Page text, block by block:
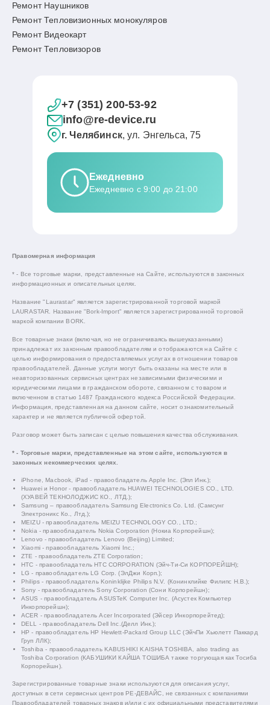
Ремонт Наушников
Ремонт Тепловизионных монокуляров
Ремонт Видеокарт
Ремонт Тепловизоров
+7 (351) 200-53-92
info@re-device.ru
г. Челябинск, ул. Энгельса, 75
Ежедневно
Ежедневно с 9:00 до 21:00
Правомерная информация
* - Все торговые марки, представленные на Сайте, используются в законных
информационных и описательных целях.
Название "Laurastar" является зарегистрированной торговой маркой
LAURASTAR. Название "Bork-Import" является зарегистрированной торговой
маркой компании BORK.
Все товарные знаки (включая, но не ограничиваясь вышеуказанными)
принадлежат их законным правообладателям и отображаются на Сайте с
целью информирования о предоставляемых услугах в отношении товаров
правообладателей. Данные услуги могут быть оказаны на месте или в
неавторизованных сервисных центрах независимыми физическими и
юридическими лицами в гражданском обороте, связанном с товаром и
включенном в статью 1487 Гражданского кодекса Российской Федерации.
Информация, представленная на данном сайте, носит ознакомительный
характер и не является публичной офертой.
Разговор может быть записан с целью повышения качества обслуживания.
* - Торговые марки, представленные на этом сайте, используются в
законных некоммерческих целях.
iPhone, Macbook, iPad - правообладатель Apple Inc. (Эпл Инк.);
Huawei и Honor - правообладатель HUAWEI TECHNOLOGIES CO., LTD.
(ХУАВЕЙ ТЕКНОЛОДЖИС КО., ЛТД.);
Samsung – правообладатель Samsung Electronics Co. Ltd. (Самсунг
Электроникс Ко., Лтд.);
MEIZU - правообладатель MEIZU TECHNOLOGY CO., LTD.;
Nokia - правообладатель Nokia Corporation (Нокиа Корпорейшн);
Lenovo - правообладатель Lenovo (Beijing) Limited;
Xiaomi - правообладатель Xiaomi Inc.;
ZTE - правообладатель ZTE Corporation;
HTC - правообладатель HTC CORPORATION (Эйч-Ти-Си КОРПОРЕЙШН);
LG - правообладатель LG Corp. (ЭлДжи Корп.);
Philips - правообладатель Koninklijke Philips N.V. (Конинклийке Филипс Н.В.);
Sony - правообладатель Sony Corporation (Сони Корпорейшн);
ASUS - правообладатель ASUSTeK Computer Inc. (Асустек Компьютер
Инкорпорейшн);
ACER - правообладатель Acer Incorporated (Эйсер Инкорпорейтед);
DELL - правообладатель Dell Inc.(Делл Инк.);
HP - правообладатель HP Hewlett-Packard Group LLC (ЭйчПи Хьюлетт Паккард
Груп ЛЛК);
Toshiba - правообладатель KABUSHIKI KAISHA TOSHIBA, also trading as
Toshiba Corporation (КАБУШИКИ КАЙША ТОШИБА также торгующая как Тосиба
Корпорейшн).
Зарегистрированные товарные знаки используются для описания услуг,
доступных в сети сервисных центров РЕ-ДЕВАЙС, не связанных с компаниями
Правообладателей товарных знаков и/или с их официальными представителями